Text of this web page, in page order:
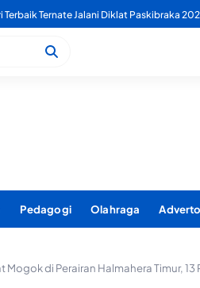
Minta PDAM Benahi Pelayanan Air Bersih
Pedagogi Olahraga
di Perairan Halmahera Timur,